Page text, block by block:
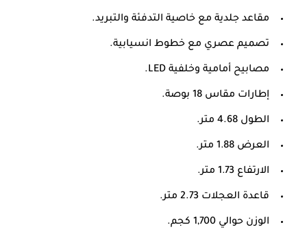
مقاعد جلدية مع خاصية التدفئة والتبريد.
تصميم عصري مع خطوط انسيابية.
مصابيح أمامية وخلفية LED.
إطارات مقاس 18 بوصة.
الطول 4.68 متر.
العرض 1.88 متر.
الارتفاع 1.73 متر.
قاعدة العجلات 2.73 متر.
الوزن حوالي 1,700 كجم.